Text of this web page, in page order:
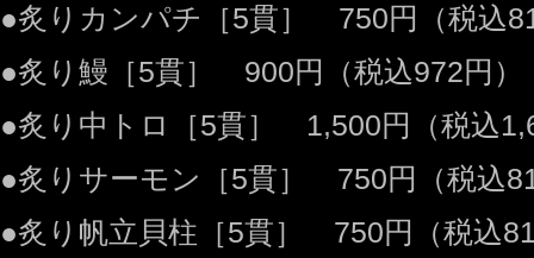
●炙りカンパチ［5貫］ 750円（税込
●炙り鰻［5貫］ 900円（税込972円）
●炙り中トロ［5貫］ 1,500円（税込
●炙りサーモン［5貫］ 750円（税込
●炙り帆立貝柱［5貫］ 750円（税込